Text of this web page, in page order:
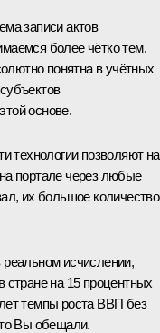
записи актов
более чётко тем,
понятна в учётных
основе.
технологии позволяют
портале через любые
их большое
исчислении,
стране на 15 процентных
темпы роста ВВП без
Вы обещали.